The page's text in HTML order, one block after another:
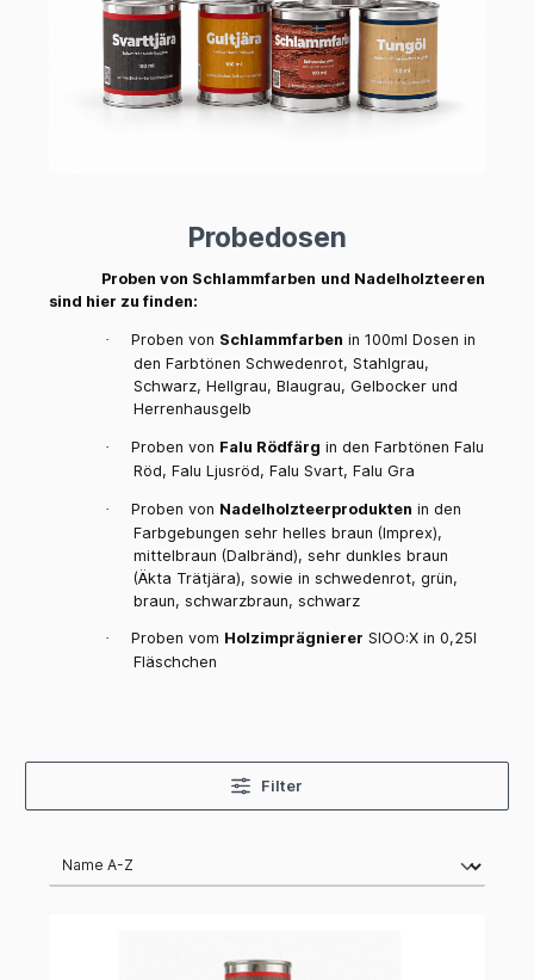
Probedosen
Proben von Schlammfarben und Nadelholzteeren
sind hier zu finden:
· Proben von Schlammfarben in 100ml Dosen in
den Farbtönen Schwedenrot, Stahlgrau,
Schwarz, Hellgrau, Blaugrau, Gelbocker und
Herrenhausgelb
· Proben von Falu Rödfärg in den Farbtönen Falu
Röd, Falu Ljusröd, Falu Svart, Falu Gra
· Proben von Nadelholzteerprodukten in den
Farbgebungen sehr helles braun (Imprex),
mittelbraun (Dalbränd), sehr dunkles braun
(Äkta Trätjära), sowie in schwedenrot, grün,
braun, schwarzbraun, schwarz
· Proben vom Holzimprägnierer SIOO:X in 0,25l
Fläschchen
Filter